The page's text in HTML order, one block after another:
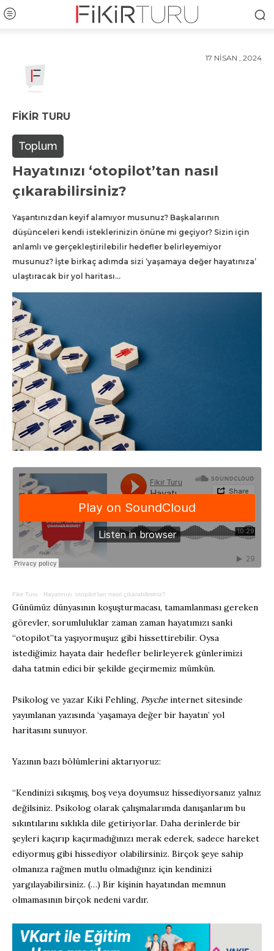
17 NISAN , 2024
FIKIR TURU
Toplum
Hayatınızı ‘otopilot’tan nasıl
çıkarabilirsiniz?
Yaşantınızdan keyif alamıyor musunuz? Başkalarının
düşünceleri kendi isteklerinizin önüne mi geçiyor? Sizin için
anlamlı ve gerçekleştirilebilir hedefler belirleyemiyor
musunuz? İşte birkaç adımda sizi ‘yaşamaya değer hayatınıza’
ulaştıracak bir yol haritası...
Fikir Turu · Hayatınızı ‘otopilot’tan nasıl çıkarabilirsiniz?
Günümüz dünyasının koşuşturmacası, tamamlanması gereken
görevler, sorumluluklar zaman zaman hayatımızı sanki
“otopilot”ta yaşıyormuşuz gibi hissettirebilir. Oysa
istediğimiz hayata dair hedefler belirleyerek günlerimizi
daha tatmin edici bir şekilde geçirmemiz mümkün.
Psikolog ve yazar Kiki Fehling, Psyche internet sitesinde
yayımlanan yazısında ‘yaşamaya değer bir hayatın’ yol
haritasını sunuyor.
Yazının bazı bölümlerini aktarıyoruz:
“Kendinizi sıkışmış, boş veya doyumsuz hissediyorsanız yalnız
değilsiniz. Psikolog olarak çalışmalarımda danışanlarım bu
sıkıntılarını sıklıkla dile getiriyorlar. Daha derinlerde bir
şeyleri kaçırıp kaçırmadığınızı merak ederek, sadece hareket
ediyormuş gibi hissediyor olabilirsiniz. Birçok şeye sahip
olmanıza rağmen mutlu olmadığınız için kendinizi
yargılayabilirsiniz. (…) Bir kişinin hayatından memnun
olmamasının birçok nedeni vardır.